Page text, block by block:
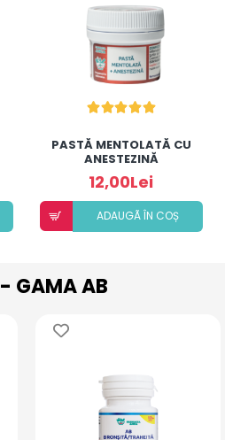
PASTĂ MENTOLATĂ CU
ANESTEZINĂ
12,00Lei
ADAUGÃ ÎN COȘ
- GAMA AB